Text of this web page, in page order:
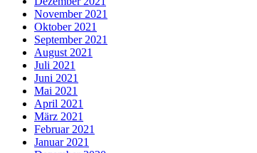
November 2021
Oktober 2021
September 2021
August 2021
Juli 2021
Juni 2021
Mai 2021
April 2021
März 2021
Februar 2021
Januar 2021